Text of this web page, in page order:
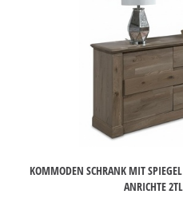
KOMMODEN SCHRANK MIT
ANRICHTE